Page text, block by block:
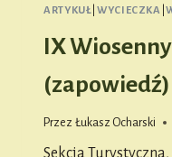
ARTYKUŁ |WYCIECZKA |
IX
(zapowiedź)
Przez Łukasz Ocharski
Sekcja